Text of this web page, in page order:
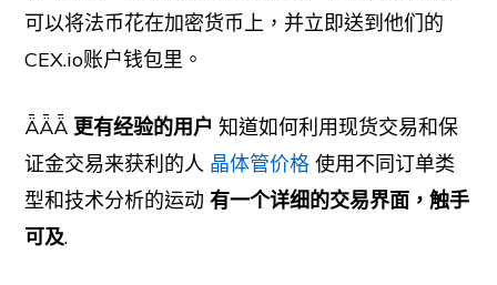
可以将法币花在加密货币上，并立即送到他们的
CEX.io账户钱包里。
ǞǞǞ 更有经验的用户知道如何利用现货交易和保
证金交易来获利的人 晶体管价格 使用不同订单类
型和技术分析的运动有一个详细的交易界面，触手
可及.